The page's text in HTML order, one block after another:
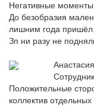
Негативные моменты
До безобразия
лишним года пришёл
Зп ни разу не
Анастасия
Положительные
коллектив